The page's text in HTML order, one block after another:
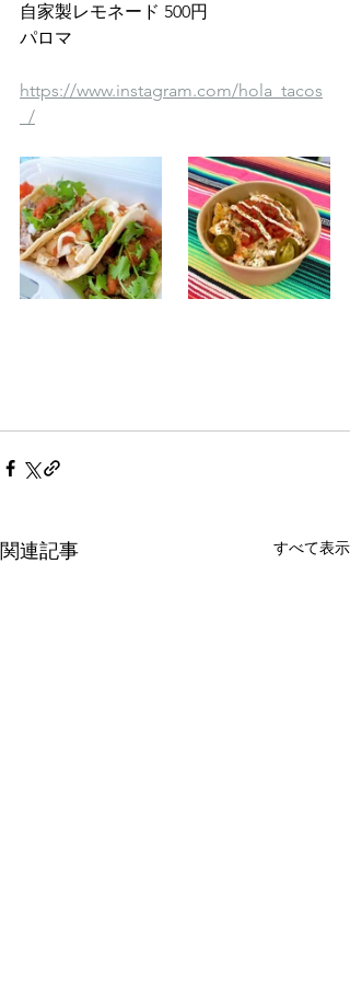
自家製レモネード 500円
パロマ
https://www.instagram.com/hola_tacos
_/
関連記事 すべて表示